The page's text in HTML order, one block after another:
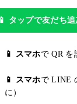
📱 タップで友だち追
📱 スマホで QR
📱 スマホで LINE
に）